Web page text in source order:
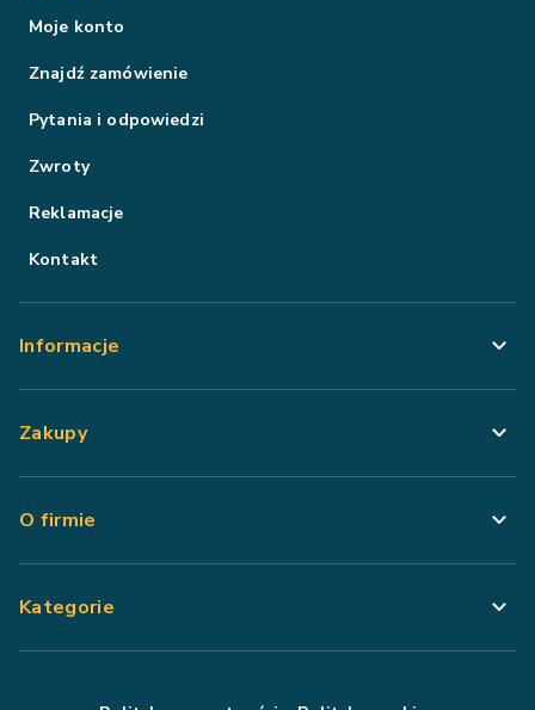
Moje konto
Znajdź zamówienie
Pytania i odpowiedzi
Zwroty
Reklamacje
Kontakt
Informacje
Zakupy
O firmie
Kategorie